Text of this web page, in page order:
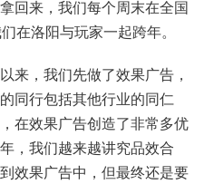
回来，我们每个周末在全国
在洛阳与玩家一起跨年。
来，我们先做了效果广告，
同行包括其他行业的同仁
在效果广告创造了非常多优
，我们越来越讲究品效合
效果广告中，但最终还是要